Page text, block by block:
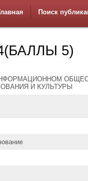
Поиск
5)
И КУЛЬТУРЫ